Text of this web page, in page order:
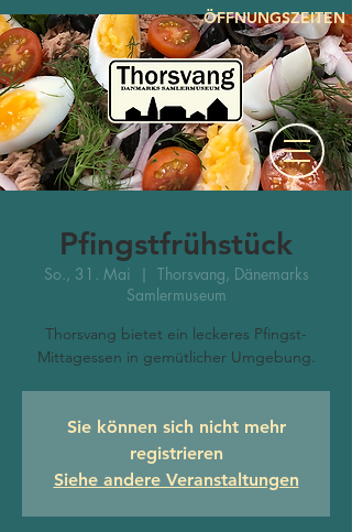
ÖFFNUNGSZEITEN
Pfingstfrühstück
So., 31. Mai
  |
Thorsvang, Dänemarks
Samlermuseum
Thorsvang bietet ein leckeres Pfingst-
Mittagessen in gemütlicher Umgebung.
Sie können sich nicht mehr
registrieren
Siehe andere Veranstaltungen